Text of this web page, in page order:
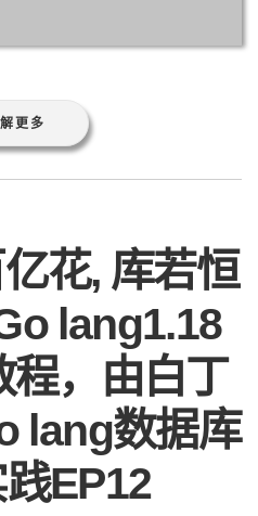
更多
花, 库若恒
lang1.18
程，由白丁
lang数据库
EP12